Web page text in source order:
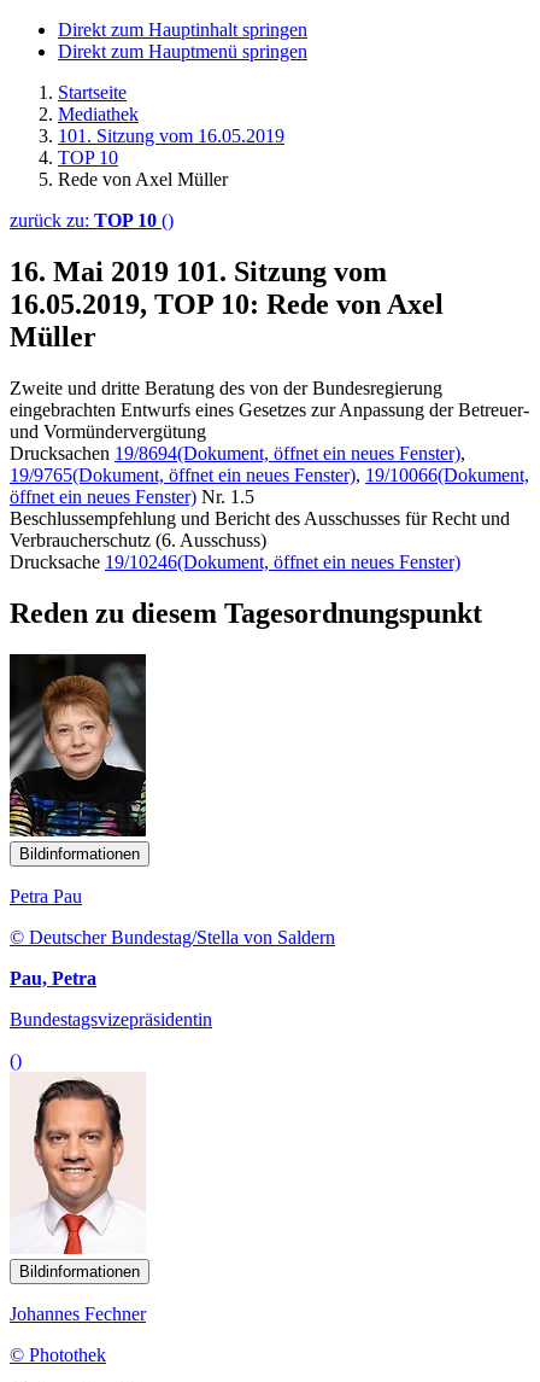
Direkt zum Hauptinhalt springen
Direkt zum Hauptmenü springen
Startseite
Mediathek
101. Sitzung vom 16.05.2019
TOP 10
Rede von Axel Müller
zurück zu: TOP 10 ()
16. Mai 2019 101. Sitzung vom
16.05.2019, TOP 10: Rede von Axel
Müller
Zweite und dritte Beratung des von der Bundesregierung
eingebrachten Entwurfs eines Gesetzes zur Anpassung der Betreuer-
und Vormündervergütung
Drucksachen 19/8694(Dokument, öffnet ein neues Fenster),
19/9765(Dokument, öffnet ein neues Fenster), 19/10066(Dokument,
öffnet ein neues Fenster) Nr. 1.5
Beschlussempfehlung und Bericht des Ausschusses für Recht und
Verbraucherschutz (6. Ausschuss)
Drucksache 19/10246(Dokument, öffnet ein neues Fenster)
Reden zu diesem Tagesordnungspunkt
Bildinformationen
Petra Pau
© Deutscher Bundestag/Stella von Saldern
Pau, Petra
Bundestagsvizepräsidentin
()
Bildinformationen
Johannes Fechner
© Photothek